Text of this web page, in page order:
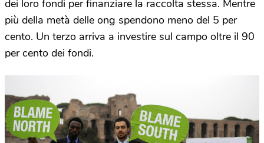
dei loro fondi per finanziare la raccolta stessa. Mentre
più della metà delle ong spendono meno del 5 per
cento. Un terzo arriva a investire sul campo oltre il 90
per cento dei fondi.